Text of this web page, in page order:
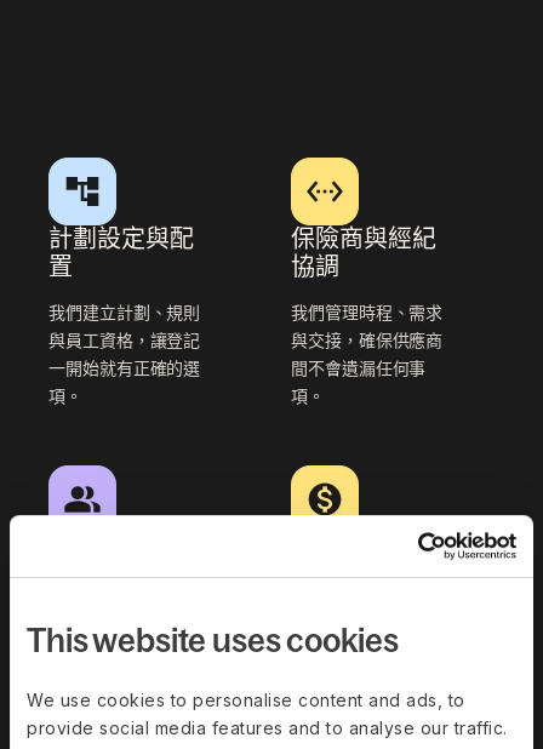
This website uses cookies
We use cookies to personalise content and ads, to
provide social media features and to analyse our traffic.
計劃設定與配
置
我們建立計劃、規則
與員工資格，讓登記
一開始就有正確的選
項。
保險商與經紀
協調
我們管理時程、需求
與交接，確保供應商
間不會遺漏任何事
項。
程，並完成後續作
生命事件與變
更
被扶養人更新，包含